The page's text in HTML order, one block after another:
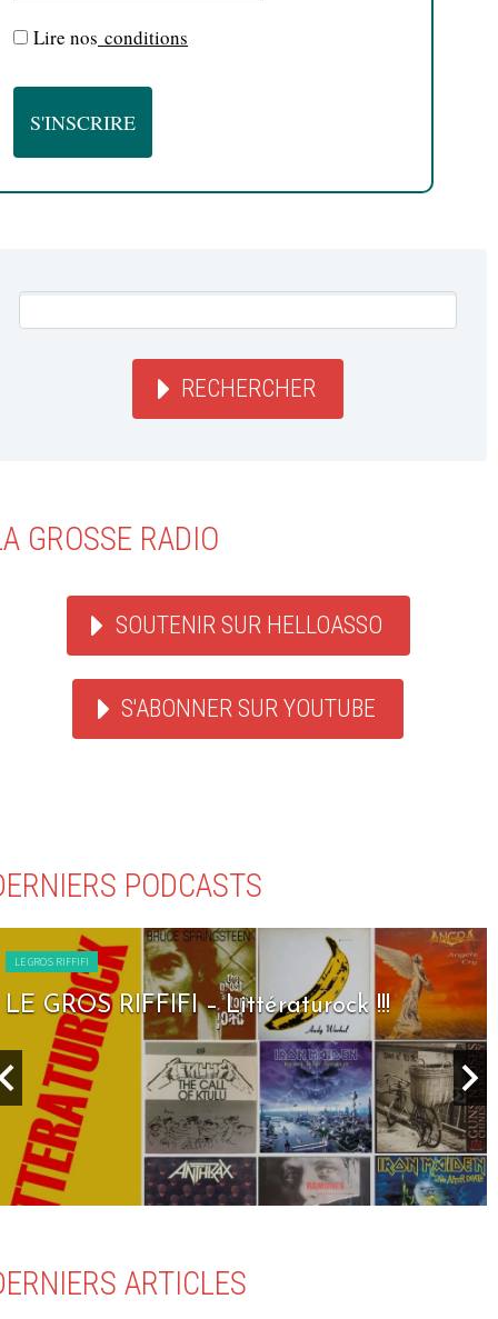
Lire nos conditions
RECHERCHER
GROSSE RADIO
SOUTENIR SUR HELLOASSO
S'ABONNER SUR YOUTUBE
PODCASTS
LE GROS RIFFIFI
LE GROS RIFFIFI – Seven Days To Rock !!!
ARTICLES